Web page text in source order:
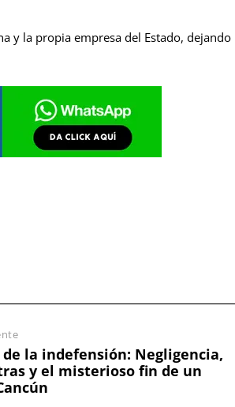
y la propia empresa del Estado, dejando
de la indefensión: Negligencia,
y el misterioso fin de un